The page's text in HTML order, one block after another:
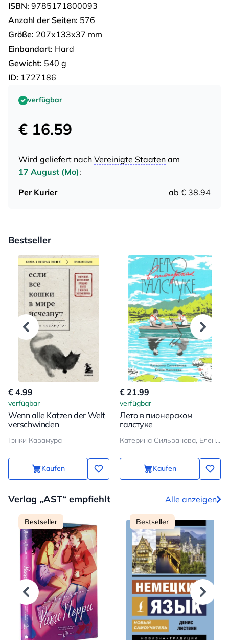
ISBN: 9785171800093
Anzahl der Seiten: 576
Größe: 207х133х37 mm
Einbandart: Hard
Gewicht: 540 g
ID: 1727186
verfügbar
€ 16.59
Wird geliefert nach Vereinigte Staaten am
17 August (Mo):
Per Kurier
ab € 38.94
Bestseller
€ 4.99
verfügbar
Wenn alle Katzen der Welt
verschwinden
Гэнки Кавамура
Kaufen
€ 21.99
verfügbar
Лето в пионерском
галстуке
Катерина Сильванова, Елена Малисова
Kaufen
Verlag „AST“ empfiehlt Alle anzeigen
Bestseller Bestseller